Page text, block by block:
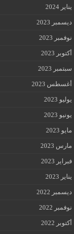
يناير 2024
ديسمبر 2023
نوفمبر 2023
أكتوبر 2023
سبتمبر 2023
أغسطس 2023
يوليو 2023
يونيو 2023
مايو 2023
مارس 2023
فبراير 2023
يناير 2023
ديسمبر 2022
نوفمبر 2022
أكتوبر 2022